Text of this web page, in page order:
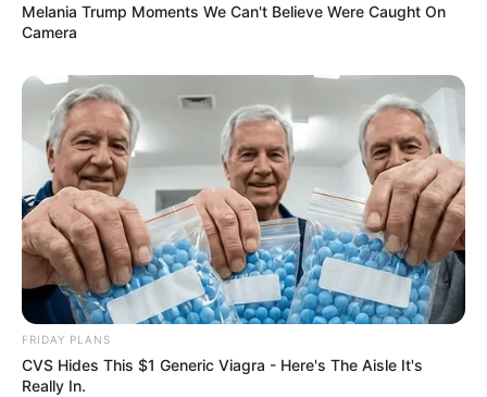
Melania Trump Moments We Can't Believe Were Caught On
Camera
FRIDAY PLANS
CVS Hides This $1 Generic Viagra - Here's The Aisle It's
Really In.